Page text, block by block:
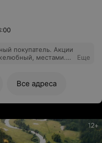
покупатель. Акции
местами.
обидно. Придумайте
Еще
Все адреса